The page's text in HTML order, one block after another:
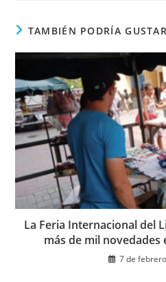
TAMBIÉN PODRÍA
La Feria Internacional del
más de mil novedades
7 de